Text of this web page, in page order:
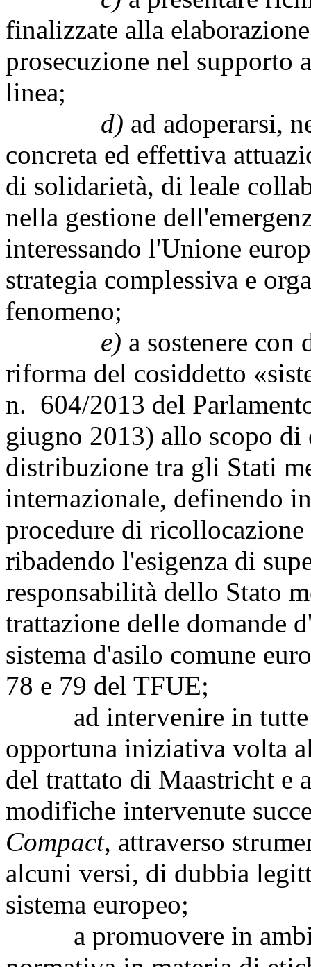
finalizzate alla
prosecuzione nel supporto
linea;
d) ad adoperarsi,
concreta ed effettiva
di solidarietà, di leale
nella gestione
interessando l'Unione
strategia complessiva e
fenomeno;
e) a sostenere
riforma del cosiddetto
n. 604/2013 del
giugno 2013) allo scopo di
distribuzione tra gli Stati
internazionale, definendo
procedure di
ribadendo l'esigenza di
responsabilità dello Stato
trattazione delle domande
sistema d'asilo comune
78 e 79 del TFUE;
ad intervenire in tutte le
opportuna iniziativa volta
del trattato di Maastricht e
modifiche intervenute
Compact, attraverso
alcuni versi, di dubbia
sistema europeo;
a promuovere in